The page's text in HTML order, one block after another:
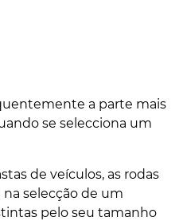
a parte mais
se selecciona um
de veículos, as rodas
selecção de um
pelo seu tamanho